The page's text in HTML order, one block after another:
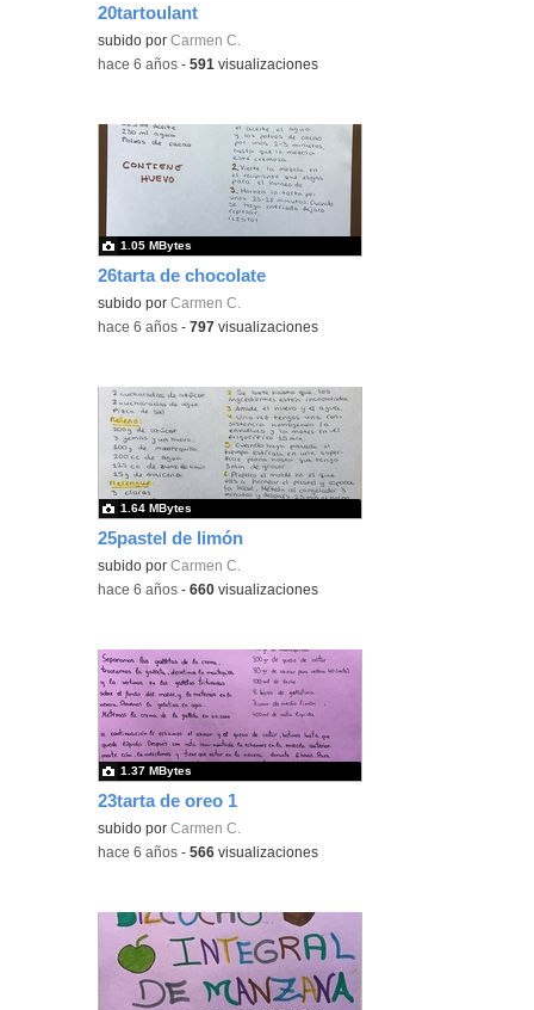
20tartoulant
subido porCarmen C.
-hace 6 años -591 visualizaciones
26tarta de chocolate
subido porCarmen C.
1.05 MBytes
-hace 6 años -797 visualizaciones
25pastel de limón
subido porCarmen C.
1.64 MBytes
-hace 6 años -660 visualizaciones
23tarta de oreo 1
subido porCarmen C.
1.37 MBytes
-hace 6 años -566 visualizaciones